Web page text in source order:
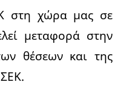
στη χώρα μας σε
μεταφορά στην
θέσεων και της